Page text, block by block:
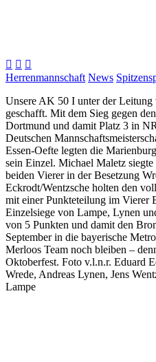
  
Herrenmannschaft News
Unsere AK 50 I unter der
geschafft. Mit dem Sieg gegen
Dortmund und damit Platz 3 in
Deutschen
Essen-Oefte legten die
sein Einzel. Michael Maletz
beiden Vierer in der Besetzung
Eckrodt/Wentzsche holten den
mit einer Punkteteilung im Vierer
Einzelsiege von Lampe, Lynen
von 5 Punkten und damit den
September in die bayerische
Merloos Team noch bleiben –
Oktoberfest. Foto v.l.n.r. Eduard
Wrede, Andreas Lynen, Jens
Lampe